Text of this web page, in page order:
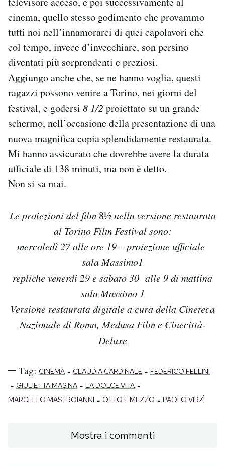
cinema, quello stesso godimento che provammo
tutti noi nell’innamorarci di quei capolavori che
col tempo, invece d’invecchiare, son persino
diventati più sorprendenti e preziosi.
Aggiungo anche che, se ne hanno voglia, questi
ragazzi possono venire a Torino, nei giorni del
festival, e godersi 8 1/2 proiettato su un grande
schermo, nell’occasione della presentazione di una
nuova magnifica copia splendidamente restaurata.
Mi hanno assicurato che dovrebbe avere la durata
ufficiale di 138 minuti, ma non è detto.
Non si sa mai.
Le proiezioni del film 8½nella versione restaurata
al Torino Film Festival sono:
mercoledì 27 alle ore 19 – proiezione ufficiale
sala Massimo1
repliche venerdì 29 e sabato 30 alle 9 di mattina
sala Massimo 1
Versione restaurata digitale a cura della Cineteca
Nazionale di Roma, Medusa Film e Cinecittà-
Deluxe
Tag: CINEMA - CLAUDIA CARDINALE - FEDERICO FELLINI
- GIULIETTA MASINA - LA DOLCE VITA -
MARCELLO MASTROIANNI - OTTO E MEZZO - PAOLO VIRZÌ
Mostra i commenti